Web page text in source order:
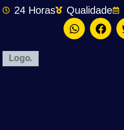
24 Horas Qualidade